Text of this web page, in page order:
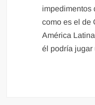
impedimentos
como es el de
América
él podría jugar